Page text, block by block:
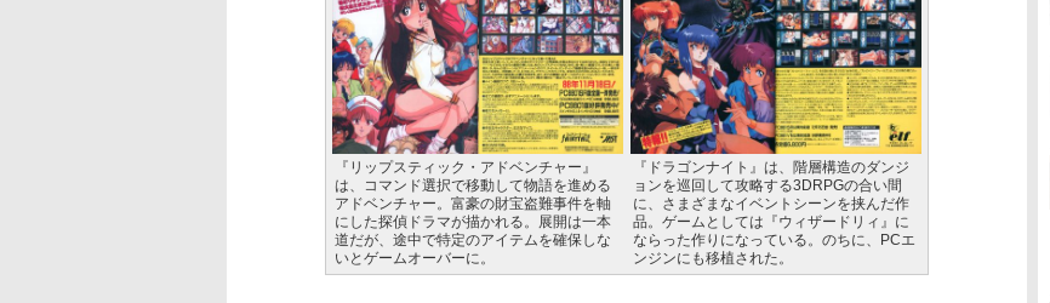
『リップスティック・アドベンチャー』
は、コマンド選択で移動して物語を進める
アドベンチャー。富豪の財宝盗難事件を軸
にした探偵ドラマが描かれる。展開は一本
道だが、途中で特定のアイテムを確保しな
いとゲームオーバーに。
『ドラゴンナイト』は、階層構造のダンジ
ョンを巡回して攻略する3DRPGの合い間
に、さまざまなイベントシーンを挟んだ作
品。ゲームとしては『ウィザードリィ』に
ならった作りになっている。のちに、PCエ
ンジンにも移植された。